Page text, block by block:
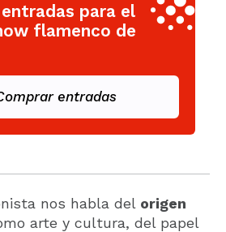
para el
flamenco de
entradas
nos habla del origen
arte y cultura, del papel